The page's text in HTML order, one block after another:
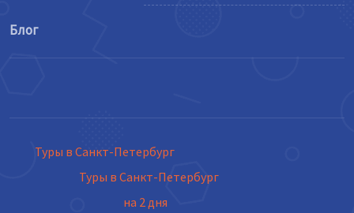
Блог
Туры в Санкт-Петербург
Туры в Санкт-Петербург
на 2 дня